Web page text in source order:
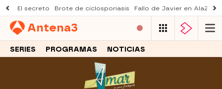
El secreto Brote de ciclosporiasis Fallo de Javier en AlaZ
Antena3
SERIES PROGRAMAS NOTICIAS